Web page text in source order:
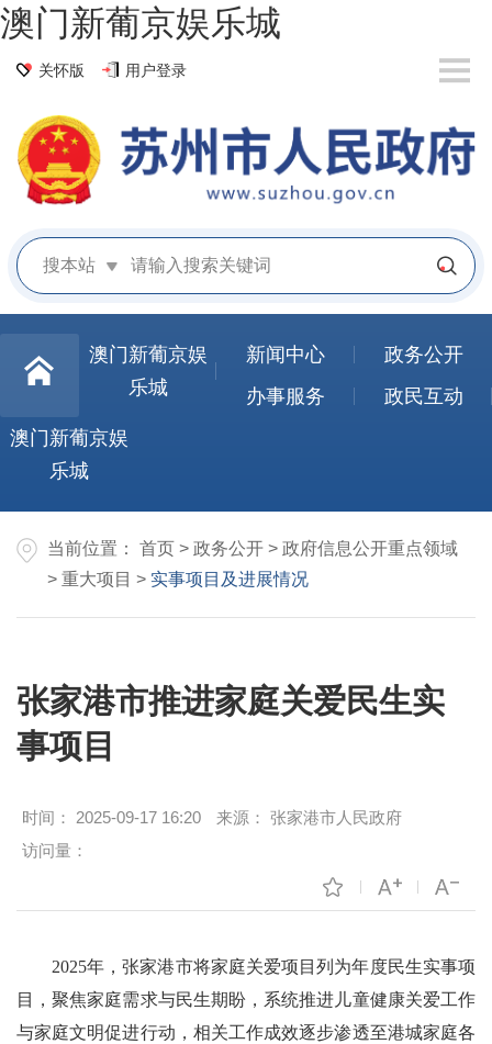
澳门新葡京娱乐城
关怀版 用户登录
搜本站
澳门新葡京娱
乐城
新闻中心
政务公开
办事服务
政民互动
澳门新葡京娱
乐城
当前位置： 首页 > 政务公开 > 政府信息公开重点领域
> 重大项目 > 实事项目及进展情况
张家港市推进家庭关爱民生实
事项目
时间： 2025-09-17 16:20 来源： 张家港市人民政府
访问量：
2025年，张家港市将家庭关爱项目列为年度民生实事项
目，聚焦家庭需求与民生期盼，系统推进儿童健康关爱工作
与家庭文明促进行动，相关工作成效逐步渗透至港城家庭各